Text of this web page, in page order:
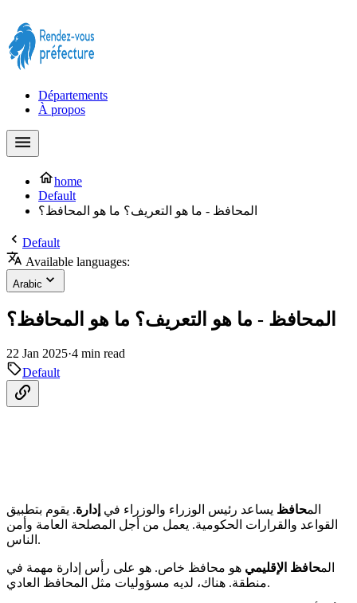
Départements
À propos
home
Default
المحافظ - ما هو التعريف؟ ما هو المحافظ؟
Default
Available languages:
Arabic
المحافظ - ما هو التعريف؟ ما هو المحافظ؟
22 Jan 2025·4 min read
Default
المحافظ يساعد رئيس الوزراء والوزراء في إدارة. يقوم بتطبيق
القواعد والقرارات الحكومية. يعمل من أجل المصلحة العامة وأمن
الناس.
المحافظ الإقليمي هو محافظ خاص. هو على رأس إدارة مهمة في
منطقة. هناك، لديه مسؤوليات مثل المحافظ العادي.